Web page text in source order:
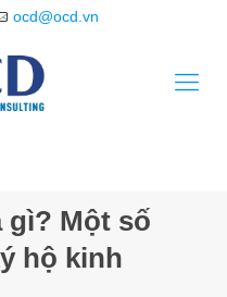
ocd@ocd.vn
gì? Một số
hộ kinh